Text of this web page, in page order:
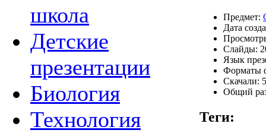
школа
Детские
презентации
Биология
Технология
Предмет:
Дата
Слайды:
Язык
Форматы
Скачали:
Общий
Теги: